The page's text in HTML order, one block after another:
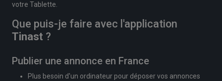
votre Tablette.
Que puis-je faire avec l'application
Tinast ?
Publier une annonce en France
Plus besoin d'un ordinateur pour déposer vos annonces